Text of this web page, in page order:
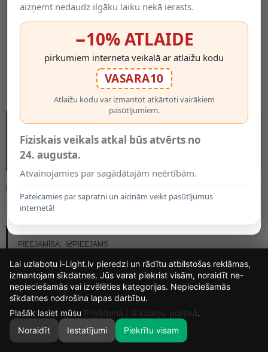
0
MODELIS:
16.95€ 21.95€
PIEEJAMĪBA:
PIEEJAMS
aizņemt nedaudz ilgāku laiku nekā ierasts.
−10% ATLAIDE
pirkumiem interneta veikalā ar atlaižu kodu
VASARA10
Atlaižu kodu var izmantot atkārtoti vairākiem
pasūtījumiem.
Fiziskais veikals atkal būs atvērts no
24. augusta.
Atvainojamies par sagādātajām neērtībām.
Pateicamies par sapratni un aicinām veikt pasūtījumus
internetā!
16
DIENAS
6
STUNDAS
3
MIN.
0
Lai uzlabotu i-Light.lv pieredzi un rādītu atbilstošas reklāmas,
izmantojam sīkdatnes. Jūs varat piekrist visām, noraidīt ne-
nepieciešamās vai izvēlēties kategorijas. Nepieciešamās
sīkdatnes nodrošina lapas darbību.
Plašāk lasiet mūsu Privātuma / Sīkdatņu politikā.
Noraidīt
Iestatījumi Piekrītu visam